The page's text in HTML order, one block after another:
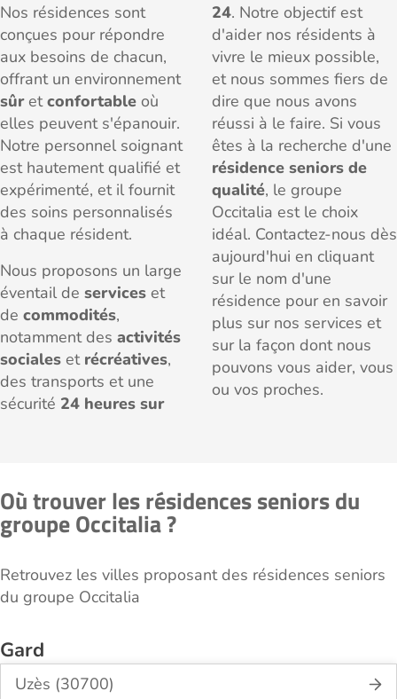
Nos résidences sont
conçues pour répondre
aux besoins de chacun,
offrant un environnement
sûretconfortable où
elles peuvent s'épanouir.
Notre personnel soignant
est hautement qualifié et
expérimenté, et il fournit
des soins personnalisés
à chaque résident.
Nous proposons un large
éventail de services et
de commodités,
notamment des activités
sociales et récréatives,
des transports et une
sécurité 24 heures sur
24. Notre objectif est
d'aider nos résidents à
vivre le mieux possible,
et nous sommes fiers de
dire que nous avons
réussi à le faire. Si vous
êtes à la recherche d'une
résidence seniors de
qualité, le groupe
Occitalia est le choix
idéal. Contactez-nous dès
aujourd'hui en cliquant
sur le nom d'une
résidence pour en savoir
plus sur nos services et
sur la façon dont nous
pouvons vous aider, vous
ou vos proches.
Où trouver les résidences seniors du
groupe Occitalia ?
Retrouvez les villes proposant des résidences seniors
du groupe Occitalia
Gard
Uzès (30700)